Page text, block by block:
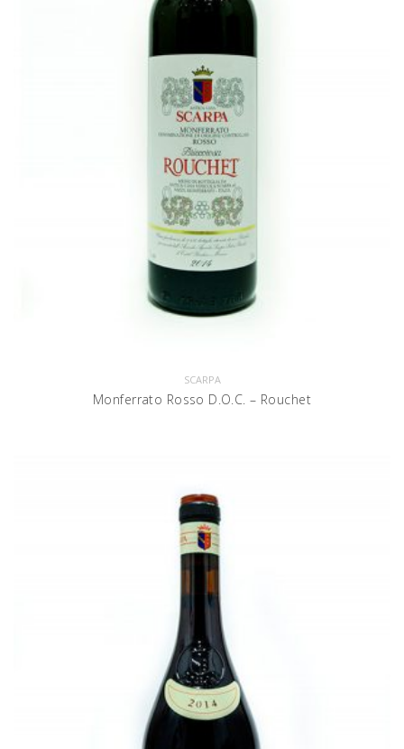
SCARPA
Monferrato Rosso D.O.C. – Rouchet